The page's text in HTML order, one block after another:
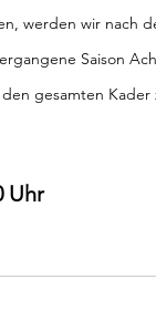
werden wir nach
Saison
gesamten
Uhr